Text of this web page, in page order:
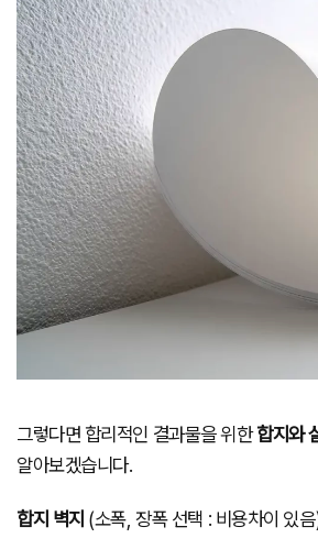
그렇다면 합리적인 결과물을 위한합지와
알아보겠습니다.
합지 벽지 (소폭, 장폭 선택 : 비용차이 있